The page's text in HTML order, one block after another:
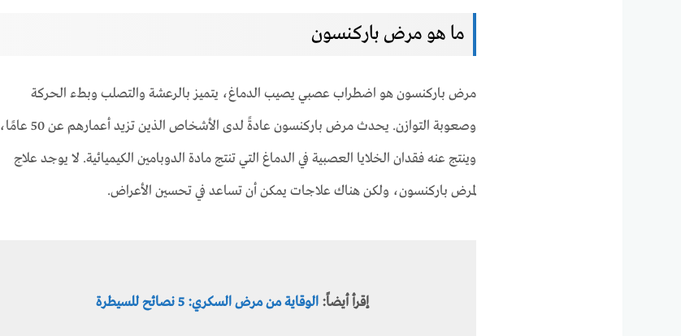
ما هو مرض باركنسون
مرض باركنسون هو اضطراب عصبي يصيب الدماغ، يتميز بالرعشة والتصلب وبطء الحركة
وصعوبة التوازن. يحدث مرض باركنسون عادةً لدى الأشخاص الذين تزيد أعمارهم عن 50 عامًا،
وينتج عنه فقدان الخلايا العصبية في الدماغ التي تنتج مادة الدوبامين الكيميائية. لا يوجد علاج
لمرض باركنسون، ولكن هناك علاجات يمكن أن تساعد في تحسين الأعراض.
إقرأ أيضاً: الوقاية من مرض السكري: 5 نصائح للسيطرة